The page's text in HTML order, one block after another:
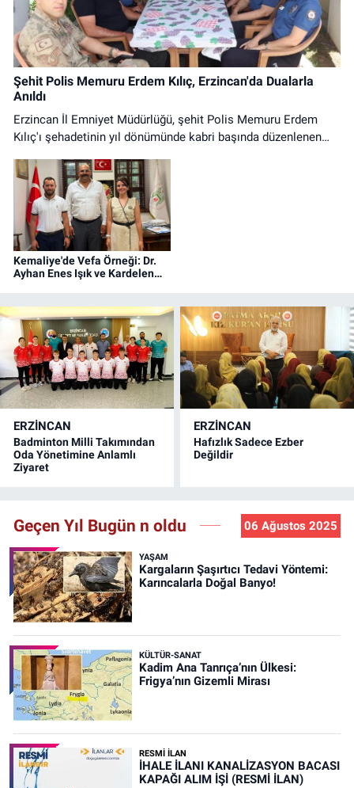
Şehit Polis Memuru Erdem Kılıç, Erzincan'da Dualarla
Anıldı
Erzincan İl Emniyet Müdürlüğü, şehit Polis Memuru Erdem
Kılıç'ı şehadetinin yıl dönümünde kabri başında düzenlenen
personeli katıldı.
Kemaliye'de Vefa Örneği: Dr.
Ayhan Enes Işık ve Kardelen
ERZINCAN
Badminton Milli Takımından
Oda Yönetimine Anlamlı
Ziyaret
ERZINCAN
Hafızlık Sadece Ezber
Değildir
Geçen Yıl Bugün n oldu 06 Ağustos 2025
YAŞAM
Kargaların Şaşırtıcı Tedavi Yöntemi:
Karıncalarla Doğal Banyo!
KÜLTÜR-SANAT
Kadim Ana Tanrıça’nın Ülkesi:
Frigya’nın Gizemli Mirası
RESMİ İLAN
İHALE İLANI KANALİZASYON BACASI
KAPAĞI ALIM İŞİ (RESMİ İLAN)